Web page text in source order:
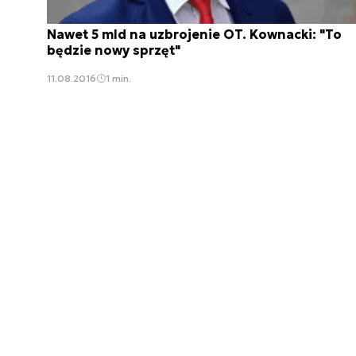
Nawet 5 mld na uzbrojenie OT. Kownacki: "To
będzie nowy sprzęt"
11.08.2016 1 min.